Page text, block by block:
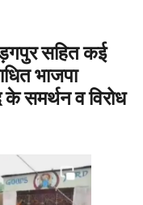
सहित कई
भाजपा
के समर्थन व विरोध